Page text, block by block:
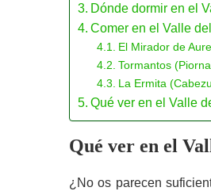
Dónde dormir en el
Comer en el Valle
El Mirador de
Tormantos
La Ermita
Qué ver en el Valle
Qué ver en el
¿No os parecen